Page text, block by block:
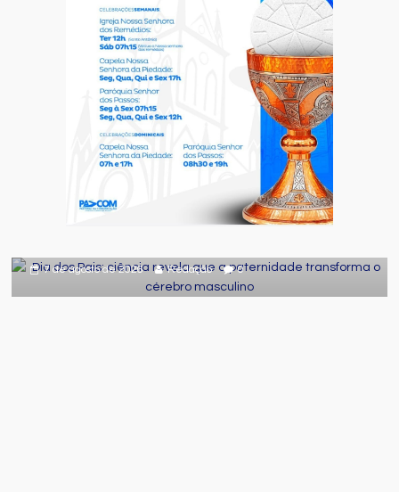
Dia dos Pais: ciência revela que a
paternidade transforma o cérebro
7 de agosto de 2026 Redação 0